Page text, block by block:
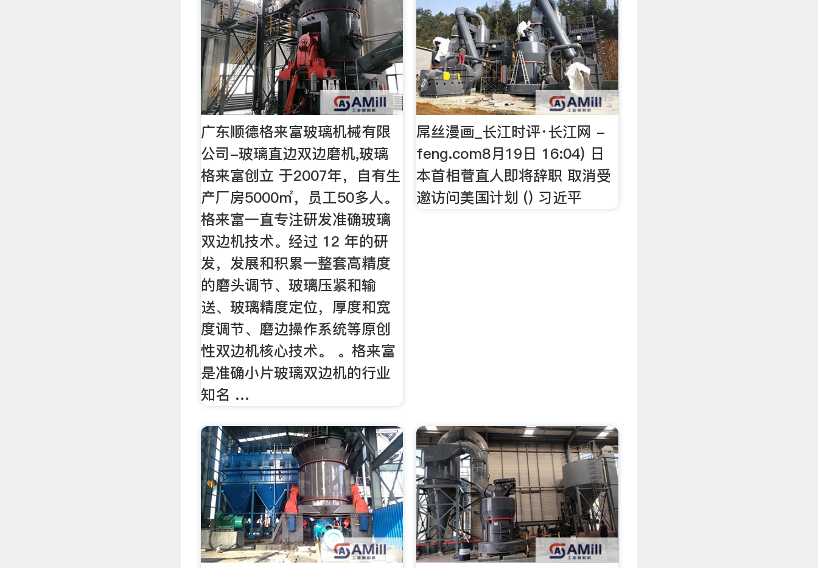
广东顺德格来富玻璃机械有限
公司-玻璃直边双边磨机,玻璃
格来富创立 于2007年，自有生
产厂房5000㎡，员工50多人。
格来富一直专注研发准确玻璃
双边机技术。经过 12 年的研
发，发展和积累一整套高精度
的磨头调节、玻璃压紧和输
送、玻璃精度定位，厚度和宽
度调节、磨边操作系统等原创
性双边机核心技术。 。格来富
是准确小片玻璃双边机的行业
知名 …
屌丝漫画_长江时评·长江网 -
feng.com8月19日 16:04) 日
本首相菅直人即将辞职 取消受
邀访问美国计划 () 习近平